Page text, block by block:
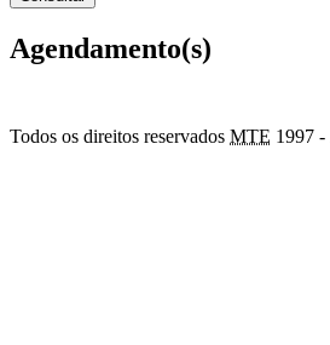
Agendamento(s)
Todos os direitos reservados MTE 1997 -